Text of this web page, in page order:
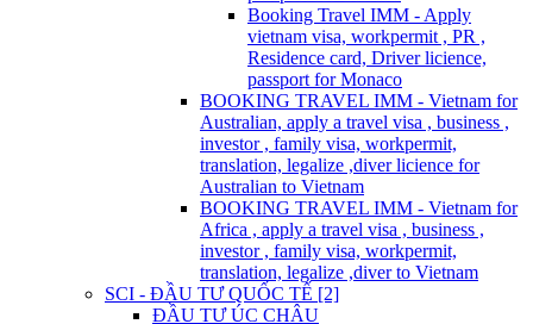
Booking Travel IMM - Apply
vietnam visa, workpermit , PR ,
Residence card, Driver licience,
passport for Monaco
BOOKING TRAVEL IMM - Vietnam for
Australian, apply a travel visa , business ,
investor , family visa, workpermit,
translation, legalize ,diver licience for
Australian to Vietnam
BOOKING TRAVEL IMM - Vietnam for
Africa , apply a travel visa , business ,
investor , family visa, workpermit,
translation, legalize ,diver to Vietnam
SCI - ĐẦU TƯ QUỐC TẾ [2]
ĐẦU TƯ ÚC CHÂU